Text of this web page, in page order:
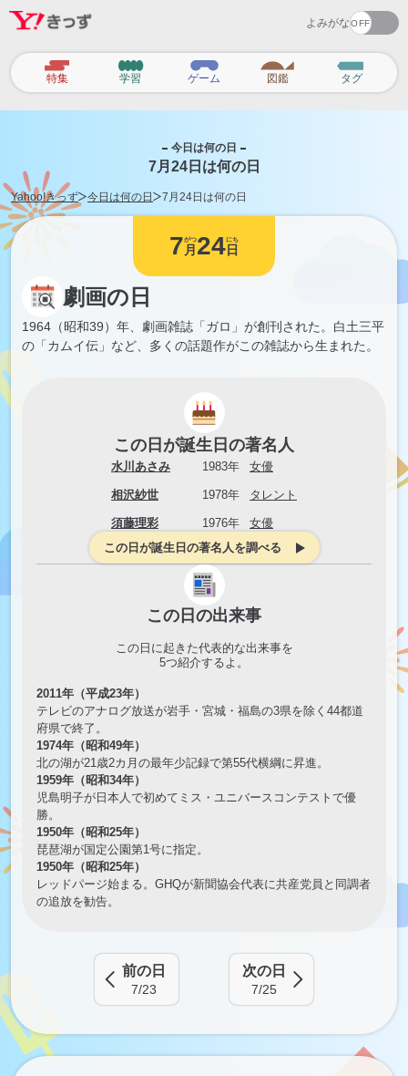
よみがな
カ
テ
特集 学習 ゲーム 図鑑 タグ
今日は何の日
7月24日は何の日
Yahoo!きっず 今日は何の日 7月24日は何の日
7 月
がつ24日
にち
劇画の日
1964（昭和39）年、劇画雑誌「ガロ」が創刊された。白土三平
の「カムイ伝」など、多くの話題作がこの雑誌から生まれた。
この日が誕生日の著名人
水川あさみ 1983年 女優
相沢紗世 1978年 タレント
須藤理彩 1976年
女優
この日が誕生日の著名人を調べる
この日の出来事
この日に起きた代表的な出来事を
5つ紹介するよ。
2011年（平成23年）
テレビのアナログ放送が岩手・宮城・福島の3県を除く44都道
府県で終了。
1974年（昭和49年）
北の湖が21歳2カ月の最年少記録で第55代横綱に昇進。
1959年（昭和34年）
児島明子が日本人で初めてミス・ユニバースコンテストで優
勝。
1950年（昭和25年）
琵琶湖が国定公園第1号に指定。
1950年（昭和25年）
レッドパージ始まる。GHQが新聞協会代表に共産党員と同調者
の追放を勧告。
前の日
7/23
次の日
7/25